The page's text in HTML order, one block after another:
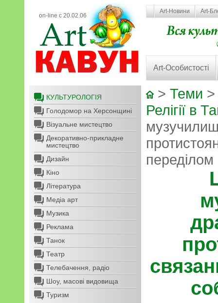
on-line с 20.02.06
Art-Новини Art-
Art-Особистості
КУЛЬТУРОЛОГІЯ
Голодомор на Херсонщині
Візуальне мистецтво
Декоративно-прикладне
мистецтво
Дизайн
Кіно
Література
Медіа арт
Музика
Реклама
Танок
Театр
Телебачення, радіо
Шоу, масові видовища
Туризм
> Теми
Релігії в
переділом